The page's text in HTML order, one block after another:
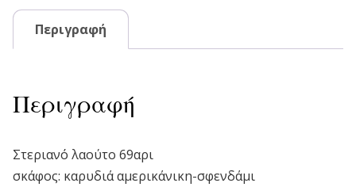
Περιγραφή
Περιγραφή
Στεριανό λαούτο 69αρι
σκάφος: καρυδιά αμερικάνικη-σφενδάμι